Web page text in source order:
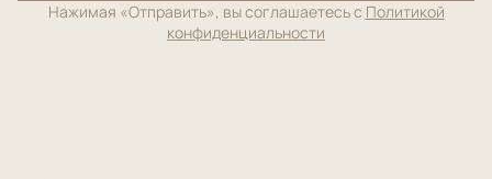
Нажимая «Отправить», вы соглашаетесь с Политикой
конфиденциальности